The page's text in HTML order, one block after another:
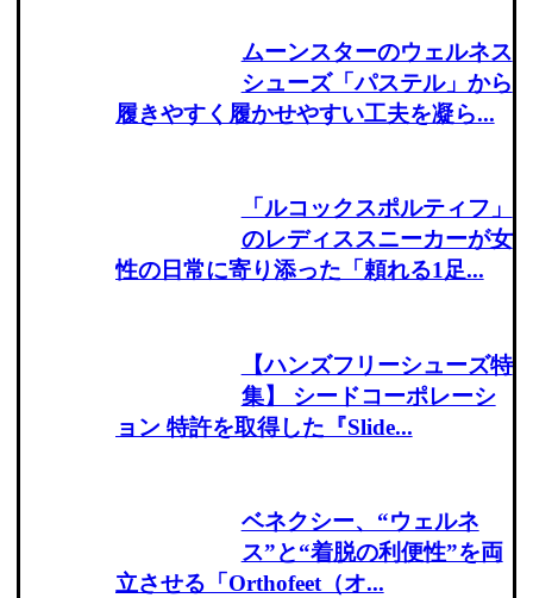
ムーンスターのウェルネス
シューズ「パステル」から
履きやすく履かせやすい工夫を凝ら...
「ルコックスポルティフ」
のレディススニーカーが女
性の日常に寄り添った「頼れる1足...
【ハンズフリーシューズ特
集】 シードコーポレーシ
ョン 特許を取得した『Slide...
ベネクシー、“ウェルネ
ス”と“着脱の利便性”を両
立させる「Orthofeet（オ...